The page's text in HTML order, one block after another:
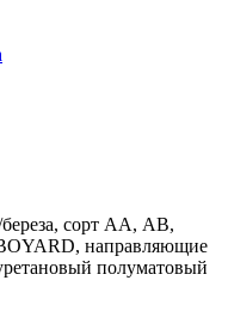
сорт АА, АВ,
направляющие
полуматовый